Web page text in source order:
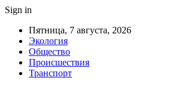
Sign in
Пятница, 7 августа, 2026
Экология
Общество
Происшествия
Транспорт